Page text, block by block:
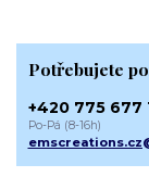
Potřebujete
+420 775 677
Po-Pá (8-16h)